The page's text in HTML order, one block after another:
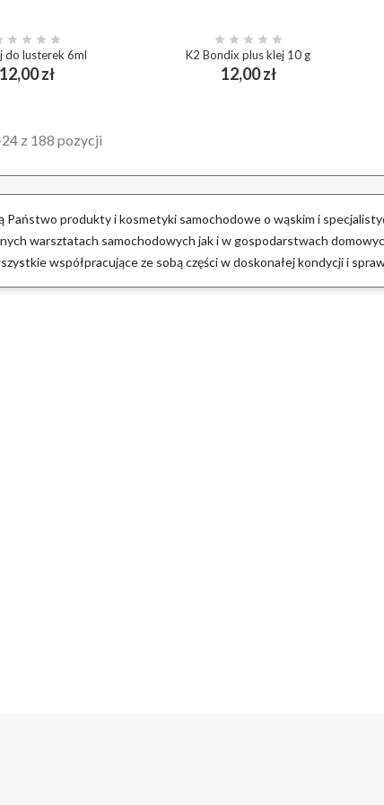
   
do lusterek 6ml
12,00 złCena
add_shopping_cart
    
K2 Bondix plus klej 10 g
12,00 złCena
add_shopping_cart
z 188 pozycji
Państwo produkty i kosmetyki samochodowe o wąskim i
warsztatach samochodowych jak i w gospodarstwach
współpracujące ze sobą części w doskonałej kondycji i